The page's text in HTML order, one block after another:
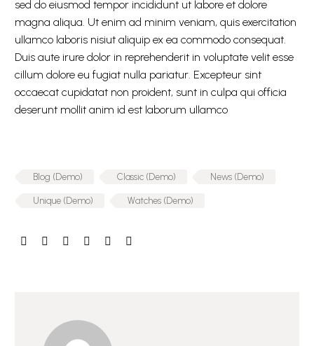
sed do eiusmod tempor incididunt ut labore et dolore
magna aliqua. Ut enim ad minim veniam, quis exercitation
ullamco laboris nisiut aliquip ex ea commodo consequat.
Duis aute irure dolor in reprehenderit in voluptate velit esse
cillum dolore eu fugiat nulla pariatur. Excepteur sint
occaecat cupidatat non proident, sunt in culpa qui officia
deserunt mollit anim id est laborum ullamco
Blog (Demo) Classic (Demo) News (Demo)
Unique (Demo) Watches (Demo)